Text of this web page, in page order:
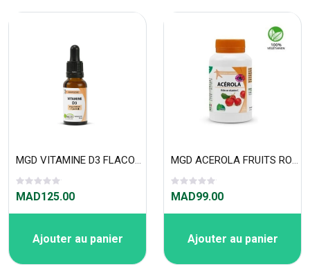
MGD VITAMINE D3 FLACON 20 ML
MAD125.00
Ajouter au panier
MGD ACEROLA FRUITS ROUGE PILLULIER 50 COMPRIMÉS
MAD99.00
Ajouter au panier